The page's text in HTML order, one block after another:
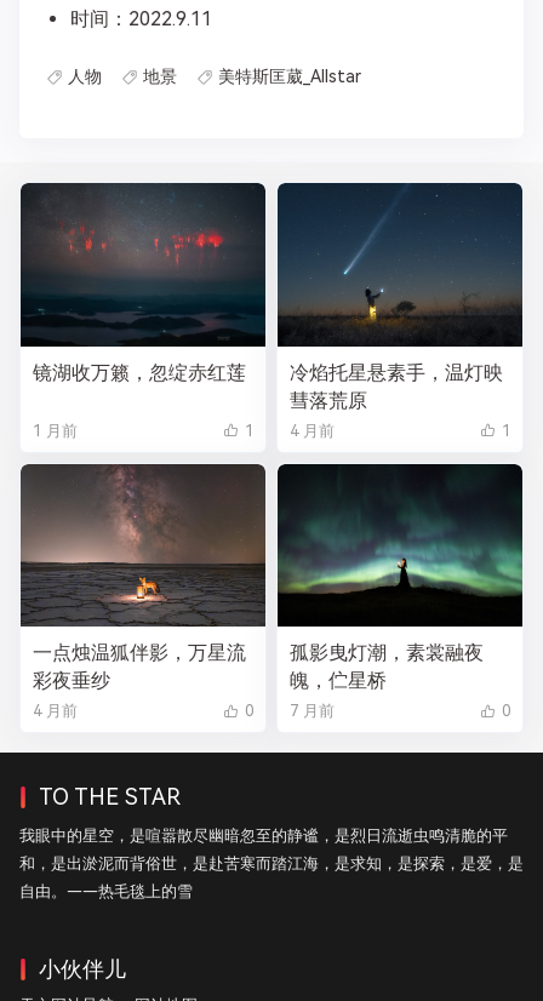
时间：2022.9.11
人物 地景 美特斯匡葳_Allstar
镜湖收万籁，忽绽赤红莲
1 月前 1
冷焰托星悬素手，温灯映
彗落荒原
4 月前 1
一点烛温狐伴影，万星流
彩夜垂纱
4 月前 0
孤影曳灯潮，素裳融夜
魄，伫星桥
7 月前 0
TO THE STAR
我眼中的星空，是喧嚣散尽幽暗忽至的静谧，是烈日流逝虫鸣清脆的平
和，是出淤泥而背俗世，是赴苦寒而踏江海，是求知，是探索，是爱，是
自由。——热毛毯上的雪
小伙伴儿